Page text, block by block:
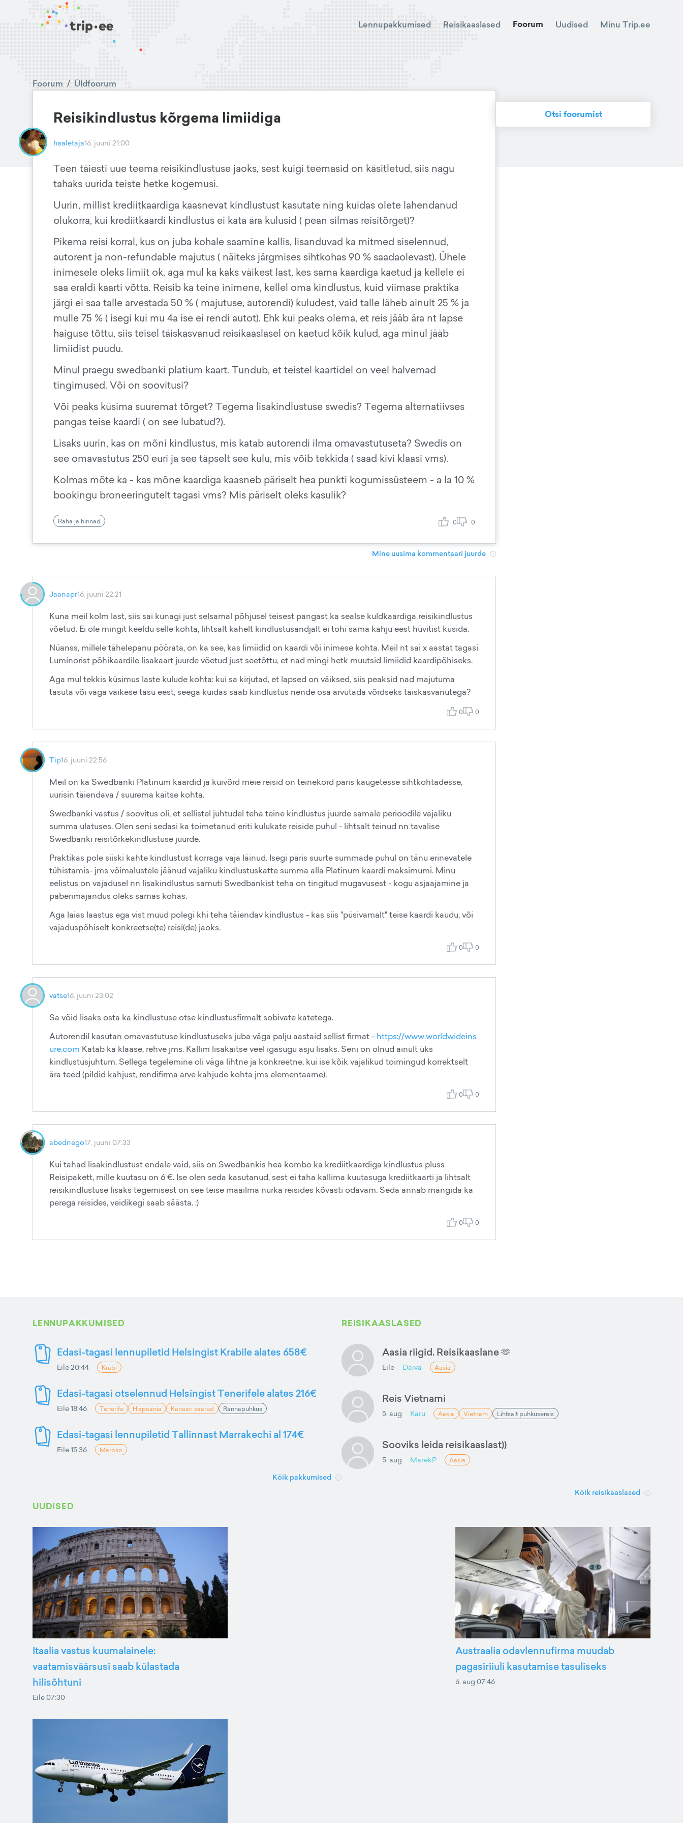
Lennupakkumised Reisikaaslased Foorum Uudised Minu Trip.ee
Foorum / Üldfoorum
Reisikindlustus kõrgema limiidiga
haaletaja16. juuni 21:00
Teen täiesti uue teema reisikindlustuse jaoks, sest kuigi teemasid on käsitletud, siis nagu
tahaks uurida teiste hetke kogemusi.
Uurin, millist krediitkaardiga kaasnevat kindlustust kasutate ning kuidas olete lahendanud
olukorra, kui krediitkaardi kindlustus ei kata ära kulusid ( pean silmas reisitõrget)?
Pikema reisi korral, kus on juba kohale saamine kallis, lisanduvad ka mitmed siselennud,
autorent ja non-refundable majutus ( näiteks järgmises sihtkohas 90 % saadaolevast). Ühele
inimesele oleks limiit ok, aga mul ka kaks väikest last, kes sama kaardiga kaetud ja kellele ei
saa eraldi kaarti võtta. Reisib ka teine inimene, kellel oma kindlustus, kuid viimase praktika
järgi ei saa talle arvestada 50 % ( majutuse, autorendi) kuludest, vaid talle läheb ainult 25 % ja
mulle 75 % ( isegi kui mu 4a ise ei rendi autot). Ehk kui peaks olema, et reis jääb ära nt lapse
haiguse tõttu, siis teisel täiskasvanud reisikaaslasel on kaetud kõik kulud, aga minul jääb
limiidist puudu.
Minul praegu swedbanki platium kaart. Tundub, et teistel kaartidel on veel halvemad
tingimused. Või on soovitusi?
Või peaks küsima suuremat tõrget? Tegema lisakindlustuse swedis? Tegema alternatiivses
pangas teise kaardi ( on see lubatud?).
Lisaks uurin, kas on mõni kindlustus, mis katab autorendi ilma omavastutuseta? Swedis on
see omavastutus 250 euri ja see täpselt see kulu, mis võib tekkida ( saad kivi klaasi vms).
Kolmas mõte ka - kas mõne kaardiga kaasneb päriselt hea punkti kogumissüsteem - a la 10 %
bookingu broneeringutelt tagasi vms? Mis päriselt oleks kasulik?
Raha ja hinnad 0 0
Mine uusima kommentaari juurde
Jaanapr16. juuni 22:21
Kuna meil kolm last, siis sai kunagi just selsamal põhjusel teisest pangast ka sealse kuldkaardiga reisikindlustus
võetud. Ei ole mingit keeldu selle kohta, lihtsalt kahelt kindlustusandjalt ei tohi sama kahju eest hüvitist küsida.
Nüanss, millele tähelepanu pöörata, on ka see, kas limiidid on kaardi või inimese kohta. Meil nt sai x aastat tagasi
Luminorist põhikaardile lisakaart juurde võetud just seetõttu, et nad mingi hetk muutsid limiidid kaardipõhiseks.
Aga mul tekkis küsimus laste kulude kohta: kui sa kirjutad, et lapsed on väiksed, siis peaksid nad majutuma
tasuta või väga väikese tasu eest, seega kuidas saab kindlustus nende osa arvutada võrdseks täiskasvanutega?
0 0
Tip16. juuni 22:56
Meil on ka Swedbanki Platinum kaardid ja kuivõrd meie reisid on teinekord päris kaugetesse sihtkohtadesse,
uurisin täiendava / suurema kaitse kohta.
Swedbanki vastus / soovitus oli, et sellistel juhtudel teha teine kindlustus juurde samale perioodile vajaliku
summa ulatuses. Olen seni sedasi ka toimetanud eriti kulukate reiside puhul - lihtsalt teinud nn tavalise
Swedbanki reisitõrkekindlustuse juurde.
Praktikas pole siiski kahte kindlustust korraga vaja läinud. Isegi päris suurte summade puhul on tänu erinevatele
tühistamis- jms võimalustele jäänud vajaliku kindlustuskatte summa alla Platinum kaardi maksimumi. Minu
eelistus on vajadusel nn lisakindlustus samuti Swedbankist teha on tingitud mugavusest - kogu asjaajamine ja
paberimajandus oleks samas kohas.
Aga laias laastus ega vist muud polegi khi teha täiendav kindlustus - kas siis "püsivamalt" teise kaardi kaudu, või
vajaduspõhiselt konkreetse(te) reisi(de) jaoks.
0 0
vatse16. juuni 23:02
Sa võid lisaks osta ka kindlustuse otse kindlustusfirmalt sobivate katetega.
Autorendil kasutan omavastutuse kindlustuseks juba väga palju aastaid sellist firmat - https://www.worldwideins
ure.com Katab ka klaase, rehve jms. Kallim lisakaitse veel igasugu asju lisaks. Seni on olnud ainult üks
kindlustusjuhtum. Sellega tegelemine oli väga lihtne ja konkreetne, kui ise kõik vajalikud toimingud korrektselt
ära teed (pildid kahjust, rendifirma arve kahjude kohta jms elementaarne).
0 0
abednego17. juuni 07:33
Kui tahad lisakindlustust endale vaid, siis on Swedbankis hea kombo ka krediitkaardiga kindlustus pluss
Reisipakett, mille kuutasu on 6 €. Ise olen seda kasutanud, sest ei taha kallima kuutasuga krediitkaarti ja lihtsalt
reisikindlustuse lisaks tegemisest on see teise maailma nurka reisides kõvasti odavam. Seda annab mängida ka
perega reisides, veidikegi saab säästa. :)
0 0
Otsi foorumist
LENNUPAKKUMISED
Edasi-tagasi lennupiletid Helsingist Krabile alates 658€
Eile 20:44 Krabi
Edasi-tagasi otselennud Helsingist Tenerifele alates 216€
Eile 18:46 Tenerife Hispaania Kanaari saared Rannapuhkus
Edasi-tagasi lennupiletid Tallinnast Marrakechi al 174€
Eile 15:36 Maroko
Kõik pakkumised
REISIKAASLASED
Aasia riigid. Reisikaaslane 🫶
Eile Daiva Aasia
Reis Vietnami
5. aug Karu Aasia Vietnam Lihtsalt puhkusereis
Sooviks leida reisikaaslast))
5. aug MarekP Aasia
Kõik reisikaaslased
UUDISED
Itaalia vastus kuumalainele:
vaatamisväärsusi saab külastada
hilisõhtuni
Eile 07:30
Austraalia odavlennufirma muudab
pagasiriiuli kasutamise tasuliseks
6. aug 07:46